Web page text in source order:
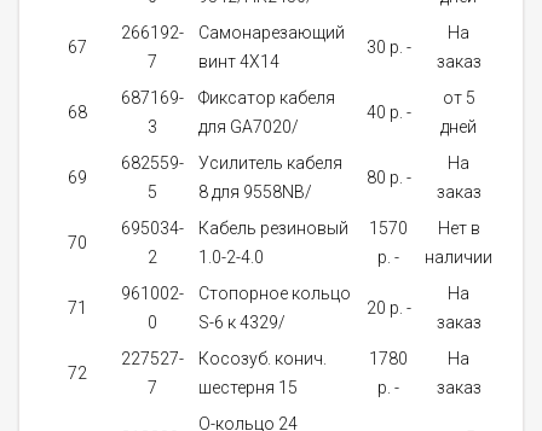
67
266192-
7
Самонарезающий
винт 4X14
30 p. -
На
заказ
68
687169-
3
Фиксатор кабеля
для GA7020/
40 p. -
от 5
дней
69
682559-
5
Усилитель кабеля
8 для 9558NB/
80 p. -
На
заказ
70
695034-
2
Кабель резиновый
1.0-2-4.0
1570
p. -
Нет в
наличии
71
961002-
0
Стопорное кольцо
S-6 к 4329/
20 p. -
На
заказ
72
227527-
7
Косозуб. конич.
шестерня 15
1780
p. -
На
заказ
О-кольцо 24